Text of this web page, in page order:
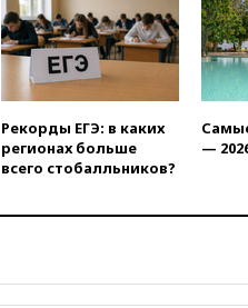
В
ребенок
окна 10-го
расследует
самоубийств
17:00
Геленджика
16:45
Рекорды ЕГЭ: в каких
регионах больше
всего стобалльников?
—